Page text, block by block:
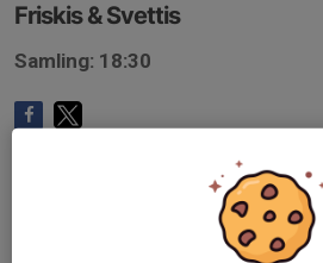
Friskis & Svettis
Samling: 18:30